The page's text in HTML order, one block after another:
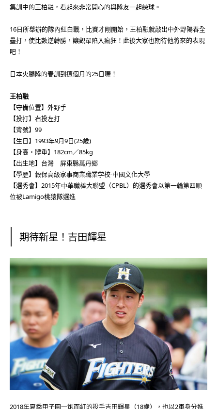
集訓中的王柏融，看起來非常開心的與隊友一起練球。
16日所舉辦的隊內紅白戰，比賽才剛開始，王柏融就敲出中外野陽春全
壘打，使比數逆轉勝，讓觀眾陷入瘋狂！此後大家也期待他將來的表現
吧！
日本火腿隊的春訓到這個月的25日喔！
王柏融
【守備位置】外野手
【投打】右投左打
【背號】99
【生日】1993年9月9日(25歳)
【身高・體重】182cm／85kg
【出生地】台灣 屏東縣萬丹郷
【學歷】穀保高級家事商業職業学校-中國文化大學
【選秀會】2015年中華職棒大聯盟（CPBL）的選秀會以第一輪第四順
位被Lamigo桃猿隊選進
期待新星！吉田輝星
2018年夏季甲子園一炮而紅的投手吉田輝星（18歲），也以2軍身分進